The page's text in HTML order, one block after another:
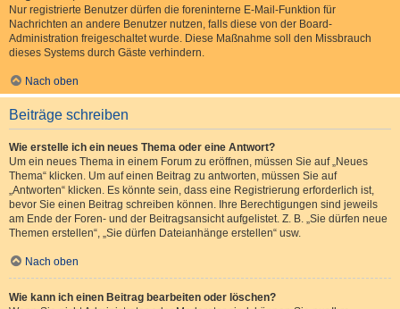
Nur registrierte Benutzer dürfen die foreninterne E-Mail-Funktion für
Nachrichten an andere Benutzer nutzen, falls diese von der Board-
Administration freigeschaltet wurde. Diese Maßnahme soll den Missbrauch
dieses Systems durch Gäste verhindern.
Nach oben
Beiträge schreiben
Wie erstelle ich ein neues Thema oder eine Antwort?
Um ein neues Thema in einem Forum zu eröffnen, müssen Sie auf „Neues
Thema“ klicken. Um auf einen Beitrag zu antworten, müssen Sie auf
„Antworten“ klicken. Es könnte sein, dass eine Registrierung erforderlich ist,
bevor Sie einen Beitrag schreiben können. Ihre Berechtigungen sind jeweils
am Ende der Foren- und der Beitragsansicht aufgelistet. Z. B. „Sie dürfen neue
Themen erstellen“, „Sie dürfen Dateianhänge erstellen“ usw.
Nach oben
Wie kann ich einen Beitrag bearbeiten oder löschen?